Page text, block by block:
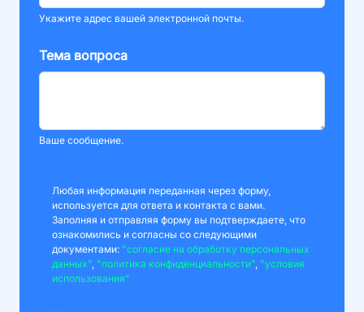
Укажите адрес вашей электронной почты.
Тема вопроса
Ваше сообщение.
Любая информация переданная через форму,
используется для ответа и контакта с вами.
Заполняя и отправляя форму вы подтверждаете, что
ознакомились и согласны со следующими
документами: "согласие на обработку персональных
данных" "политика конфиденциальности" "условия
использования"